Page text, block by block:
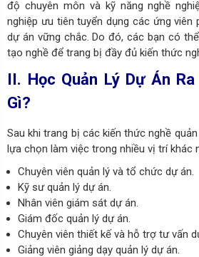
độ chuyên môn và kỹ năng nghề
nghiệp ưu tiên tuyển dụng các ứng viên
dự án vững chắc. Do đó, các bạn có
tạo nghề để trang bị đầy đủ kiến thức
II. Học Quản Lý Dự Án
Gì?
Sau khi trang bị các kiến thức nghề
lựa chọn làm việc trong nhiều vị trí khác
Chuyên viên quản lý và tổ chức dự án.
Kỹ sư quản lý dự án.
Nhân viên giám sát dự án.
Giám đốc quản lý dự án.
Chuyên viên thiết kế và hỗ trợ tư vấn
Giảng viên giảng dạy quản lý dự án.